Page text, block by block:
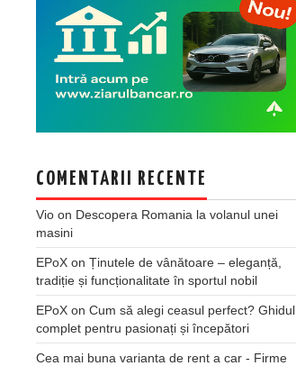
COMENTARII RECENTE
Vio on Descopera Romania la volanul unei
masini
EPoX on Ținutele de vânătoare – eleganță,
tradiție și funcționalitate în sportul nobil
EPoX on Cum să alegi ceasul perfect? Ghidul
complet pentru pasionați și începători
Cea mai buna varianta de rent a car - Firme